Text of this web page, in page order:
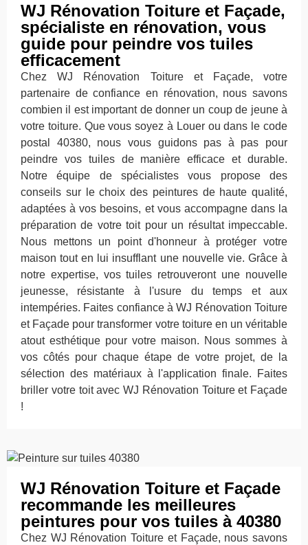
WJ Rénovation Toiture et Façade,
spécialiste en rénovation, vous
guide pour peindre vos tuiles
efficacement
Chez WJ Rénovation Toiture et Façade, votre
partenaire de confiance en rénovation, nous savons
combien il est important de donner un coup de jeune à
votre toiture. Que vous soyez à Louer ou dans le code
postal 40380, nous vous guidons pas à pas pour
peindre vos tuiles de manière efficace et durable.
Notre équipe de spécialistes vous propose des
conseils sur le choix des peintures de haute qualité,
adaptées à vos besoins, et vous accompagne dans la
préparation de votre toit pour un résultat impeccable.
Nous mettons un point d'honneur à protéger votre
maison tout en lui insufflant une nouvelle vie. Grâce à
notre expertise, vos tuiles retrouveront une nouvelle
jeunesse, résistante à l'usure du temps et aux
intempéries. Faites confiance à WJ Rénovation Toiture
et Façade pour transformer votre toiture en un véritable
atout esthétique pour votre maison. Nous sommes à
vos côtés pour chaque étape de votre projet, de la
sélection des matériaux à l'application finale. Faites
briller votre toit avec WJ Rénovation Toiture et Façade
!
WJ Rénovation Toiture et Façade
recommande les meilleures
peintures pour vos tuiles à 40380
Chez WJ Rénovation Toiture et Façade, nous savons